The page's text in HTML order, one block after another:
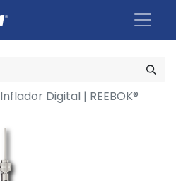
Inflador Digital | REEBOK®